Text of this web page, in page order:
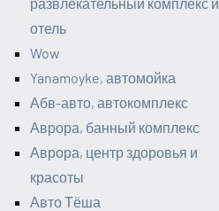
отель
Wow
Yanamoyke, автомойка
Абв-авто, автокомплекс
Аврора, банный комплекс
Аврора, центр здоровья и
красоты
Авто Тёша